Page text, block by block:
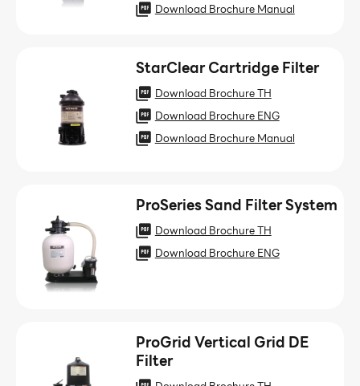
Download Brochure Manual
StarClear Cartridge Filter
Download Brochure TH
Download Brochure ENG
Download Brochure Manual
ProSeries Sand Filter System
Download Brochure TH
Download Brochure ENG
ProGrid Vertical Grid DE
Filter